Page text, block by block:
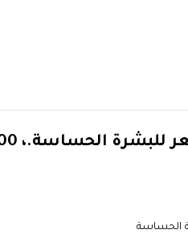
الحساسة.، 100 غرام
الحساسة